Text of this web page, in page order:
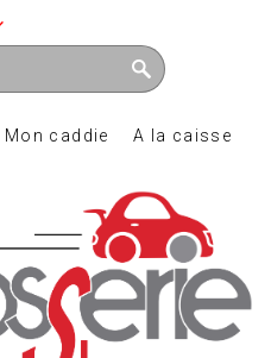
Mon caddie A la caisse